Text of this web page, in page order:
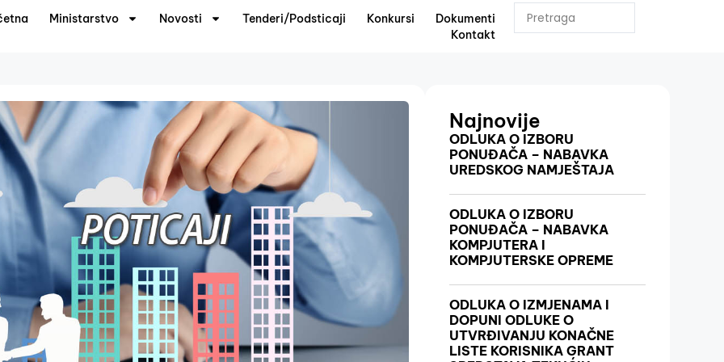
Ministarstvo Novosti Tenderi/Podsticaji Konkursi
Dokumenti
Kontakt
Najnovije
ODLUKA O IZBORU
PONUĐAČA – NABAVKA
UREDSKOG NAMJEŠTAJA
ODLUKA O IZBORU
PONUĐAČA – NABAVKA
KOMPJUTERA I
KOMPJUTERSKE OPREME
ODLUKA O IZMJENAMA I
DOPUNI ODLUKE O
UTVRĐIVANJU KONAČNE
LISTE KORISNIKA GRANT